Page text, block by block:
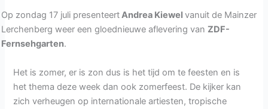
Op zondag 17 juli presenteertAndrea Kiewelvanuit de Mainzer
Lerchenberg weer een gloednieuwe aflevering vanZDF-
Fernsehgarten.
Het is zomer, er is zon dus is het tijd om te feesten en is
het thema deze week dan ook zomerfeest. De kijker kan
zich verheugen op internationale artiesten, tropische